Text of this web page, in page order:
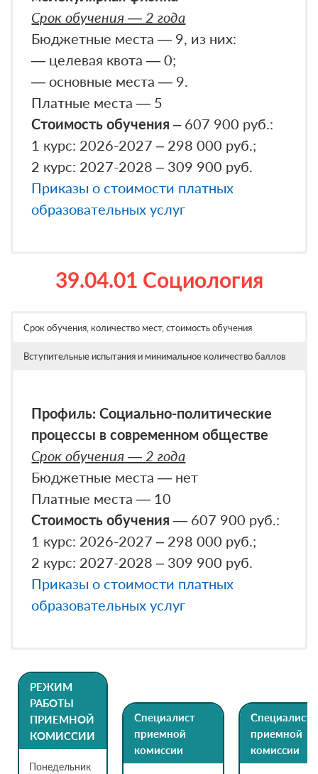
Срок обучения — 2 года
Бюджетные места — 9, из них:
— целевая квота — 0;
— основные места — 9.
Платные места — 5
Стоимость обучения – 607 900 руб.:
1 курс: 2026-2027 – 298 000 руб.;
2 курс: 2027-2028 – 309 900 руб.
Приказы о стоимости платных
образовательных услуг
Вступительные испытания профильной
билетам — 61 балл
39.04.01 Социология
Срок обучения, количество мест, стоимость обучения
Вступительные испытания и минимальное количество баллов
Профиль: Социально-политические
процессы в современном обществе
Срок обучения — 2 года
Бюджетные места — нет
Платные места — 10
Стоимость обучения — 607 900 руб.:
1 курс: 2026-2027 – 298 000 руб.;
2 курс: 2027-2028 – 309 900 руб.
Приказы о стоимости платных
образовательных услуг
Вступительные испытания профильной
направленности в устной форме по
билетам — 61 балл
Подробнее о вступительных
испытаниях
РЕЖИМ
РАБОТЫ
ПРИЕМНОЙ
КОМИССИИ
Понедельник
Специалист
приемной
комиссии
Специалист
приемной
комиссии